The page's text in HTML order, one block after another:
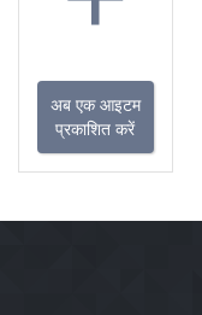
अब एक आइटम
प्रकाशित करें